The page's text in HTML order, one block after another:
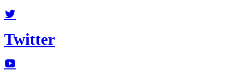
Twitter